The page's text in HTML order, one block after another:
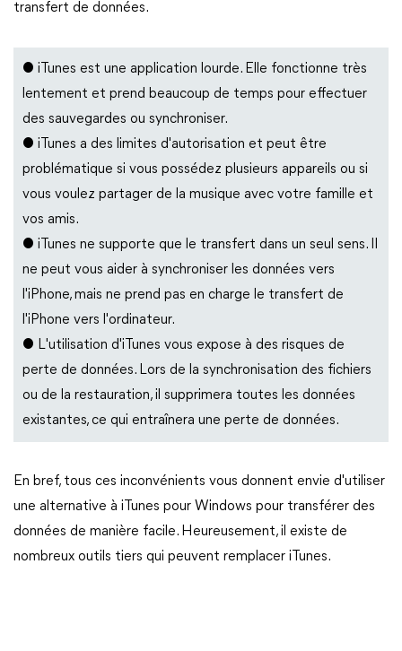
transfert de données.
● iTunes est une application lourde. Elle fonctionne très
lentement et prend beaucoup de temps pour effectuer
des sauvegardes ou synchroniser.
● iTunes a des limites d'autorisation et peut être
problématique si vous possédez plusieurs appareils ou si
vous voulez partager de la musique avec votre famille et
vos amis.
● iTunes ne supporte que le transfert dans un seul sens. Il
ne peut vous aider à synchroniser les données vers
l'iPhone, mais ne prend pas en charge le transfert de
l'iPhone vers l'ordinateur.
● L'utilisation d'iTunes vous expose à des risques de
perte de données. Lors de la synchronisation des fichiers
ou de la restauration, il supprimera toutes les données
existantes, ce qui entraînera une perte de données.
En bref, tous ces inconvénients vous donnent envie d'utiliser
une alternative à iTunes pour Windows pour transférer des
données de manière facile. Heureusement, il existe de
nombreux outils tiers qui peuvent remplacer iTunes.